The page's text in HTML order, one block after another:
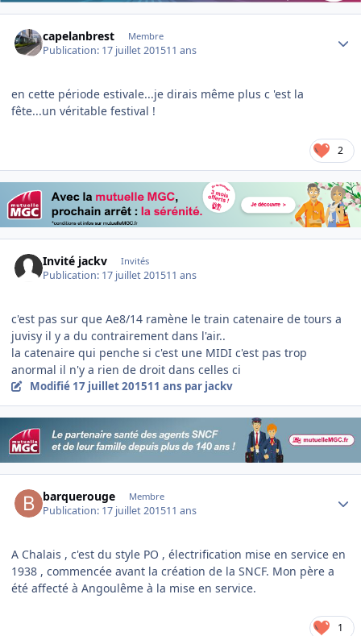
capelanbrest Membre
Publication: 17 juillet 201511 ans
en cette période estivale...je dirais même plus c 'est la
fête...un véritable festival !
2
Invité jackv Invités
Publication: 17 juillet 201511 ans
c'est pas sur que Ae8/14 ramène le train catenaire de tours a
juvisy il y a du contrairement dans l'air..
la catenaire qui penche si c'est une MIDI c'est pas trop
anormal il n'y a rien de droit dans celles ci
Modifié 17 juillet 201511 ans par jackv
barquerouge Membre
Publication: 17 juillet 201511 ans
A Chalais , c'est du style PO , électrification mise en service en
1938 , commencée avant la création de la SNCF. Mon père a
été affecté à Angoulême à la mise en service.
1